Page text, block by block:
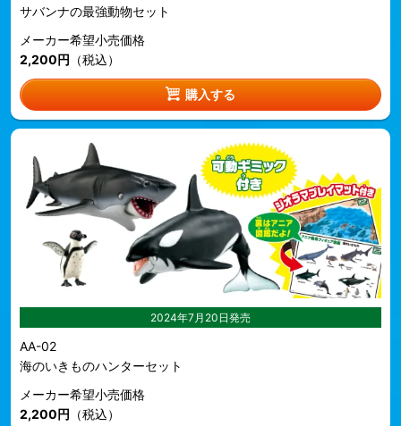
サバンナの最強動物セット
メーカー希望小売価格
2,200円 （税込）
購入する
2024年7月20日発売
AA-02
海のいきものハンターセット
メーカー希望小売価格
2,200円 （税込）